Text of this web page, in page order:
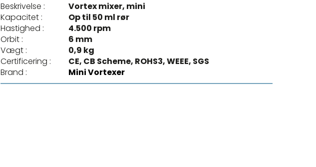
Beskrivelse :
Vortex mixer, mini
Kapacitet :
Op til 50 ml rør
Hastighed :
4.500 rpm
Orbit :
6 mm
Vægt :
0,9 kg
Certificering :
CE, CB Scheme, ROHS3, WEEE, SGS
Brand :
Mini Vortexer